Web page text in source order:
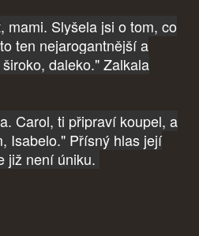
mami. Slyšela jsi o tom, co
ten nejarogantnější a
daleko." Zalkala
Carol, ti připraví koupel, a
Isabelo." Přísný hlas její
již není úniku.